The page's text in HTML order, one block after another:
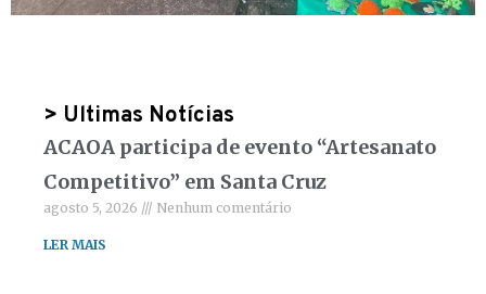
> Ultimas Notícias
ACAOA participa de evento “Artesanato
Competitivo” em Santa Cruz
agosto 5, 2026 Nenhum comentário
LER MAIS